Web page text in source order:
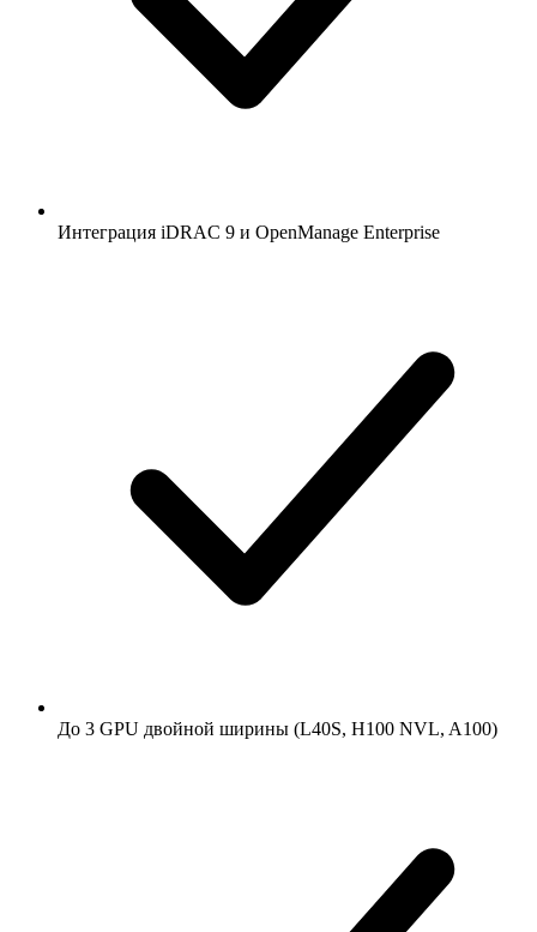
Интеграция iDRAC 9 и OpenManage Enterprise
До 3 GPU двойной ширины (L40S, H100 NVL, A100)